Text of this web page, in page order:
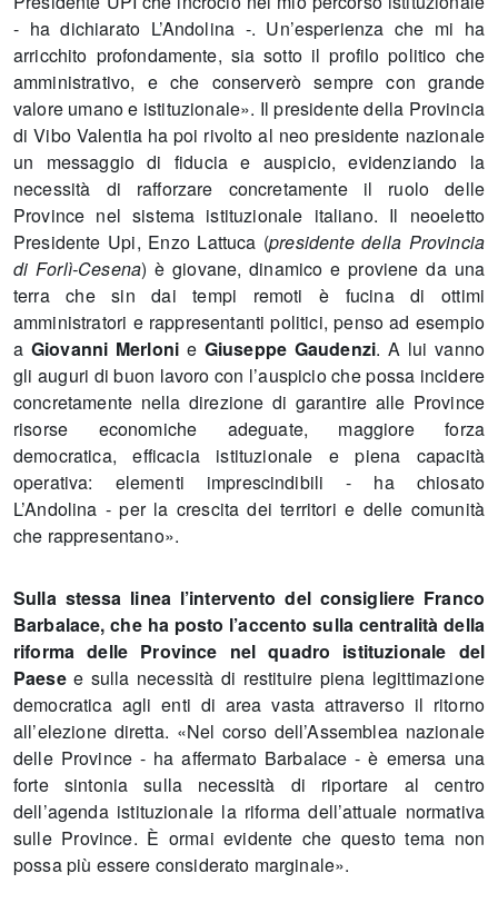
- ha dichiarato L’Andolina -. Un’esperienza che mi ha
arricchito profondamente, sia sotto il profilo politico che
amministrativo, e che conserverò sempre con grande
valore umano e istituzionale». Il presidente della Provincia
di Vibo Valentia ha poi rivolto al neo presidente nazionale
un messaggio di fiducia e auspicio, evidenziando la
necessità di rafforzare concretamente il ruolo delle
Province nel sistema istituzionale italiano. Il neoeletto
Presidente Upi, Enzo Lattuca (presidente della Provincia
di Forlì-Cesena) è giovane, dinamico e proviene da una
terra che sin dai tempi remoti è fucina di ottimi
amministratori e rappresentanti politici, penso ad esempio
a Giovanni Merloni e Giuseppe Gaudenzi. A lui vanno
gli auguri di buon lavoro con l’auspicio che possa incidere
concretamente nella direzione di garantire alle Province
risorse economiche adeguate, maggiore forza
democratica, efficacia istituzionale e piena capacità
operativa: elementi imprescindibili - ha chiosato
L’Andolina - per la crescita dei territori e delle comunità
che rappresentano».
Sulla stessa linea l’intervento del consigliere Franco
Barbalace, che ha posto l’accento sulla centralità della
riforma delle Province nel quadro istituzionale del
Paesee sulla necessità di restituire piena legittimazione
democratica agli enti di area vasta attraverso il ritorno
all’elezione diretta. «Nel corso dell’Assemblea nazionale
delle Province - ha affermato Barbalace - è emersa una
forte sintonia sulla necessità di riportare al centro
dell’agenda istituzionale la riforma dell’attuale normativa
sulle Province. È ormai evidente che questo tema non
possa più essere considerato marginale».